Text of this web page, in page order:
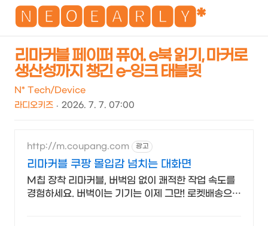
🅽🅴🅾🅴🅰🆁🅻🆈*
리마커블 페이퍼 퓨어. e북 읽기, 마커로
생산성까지 챙긴 e-잉크 태블릿
N* Tech/Device
라디오키즈
2026. 7. 7. 07:00
http://m.coupang.com 광고
리마커블 쿠팡 몰입감 넘치는 대화면
M칩 장착 리마커블, 버벅임 없이 쾌적한 작업 속도를
경험하세요. 버벅이는 기기는 이제 그만! 로켓배송으로